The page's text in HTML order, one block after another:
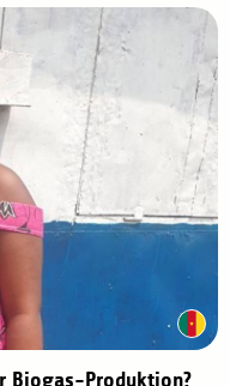
Biogas-Produktion?